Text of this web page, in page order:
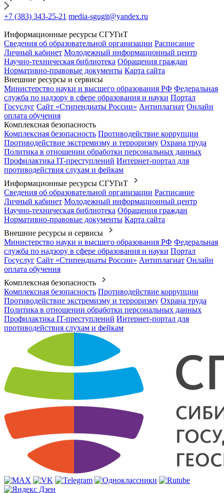
+7 (383) 343-25-21 media-sgugit@yandex.ru
Информационные ресурсы СГУГиТ
Сведения об образовательной организации Расписание
Личный кабинет Молодежный информационный центр
Научно-техническая библиотека Обращения граждан
Нормативно-правовые документы Карта сайта
Внешние ресурсы и сервисы
Министерство науки и высшего образования РФ Федеральная
служба по надзору в сфере образования и науки Портал
Госуслуг Сайт «Стипендиаты России» Антиплагиат Онлайн
оплата обучения
Комплексная безопасность
Комплексная безопасность Противодействие коррупции
Противодействие экстремизму и терроризму Охрана труда
Политика в отношении обработки персональных данных
Профилактика IT-преступлений Интернет-портал для
противодействия слухам и фейкам
Информационные ресурсы СГУГиТ
Сведения об образовательной организации Расписание
Личный кабинет Молодежный информационный центр
Научно-техническая библиотека Обращения граждан
Нормативно-правовые документы Карта сайта
Внешние ресурсы и сервисы
Министерство науки и высшего образования РФ Федеральная
служба по надзору в сфере образования и науки Портал
Госуслуг Сайт «Стипендиаты России» Антиплагиат Онлайн
оплата обучения
Комплексная безопасность
Комплексная безопасность Противодействие коррупции
Противодействие экстремизму и терроризму Охрана труда
Политика в отношении обработки персональных данных
Профилактика IT-преступлений Интернет-портал для
противодействия слухам и фейкам